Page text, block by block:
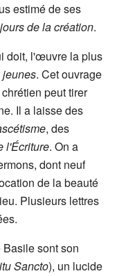
estimé de ses
de la création.
doit, l'œuvre la plus
. Cet ouvrage
peut tirer
Il a laisse des
, des
l'Écriture. On a
dont neuf
de la beauté
Plusieurs lettres
sont son
Sancto), un lucide